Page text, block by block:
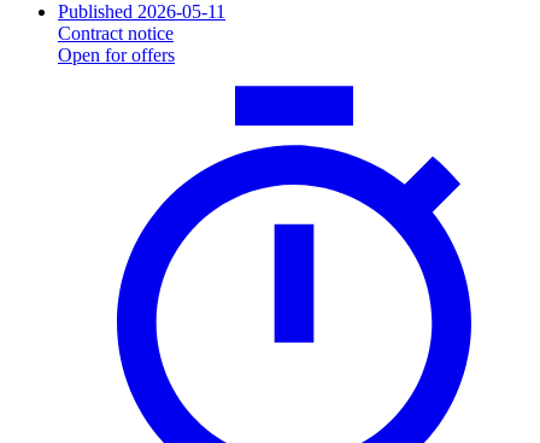
Published 2026-05-11
Contract notice
Open for offers